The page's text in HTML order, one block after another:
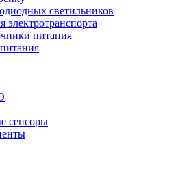
светильников
электротранспорта
питания
сенсоры